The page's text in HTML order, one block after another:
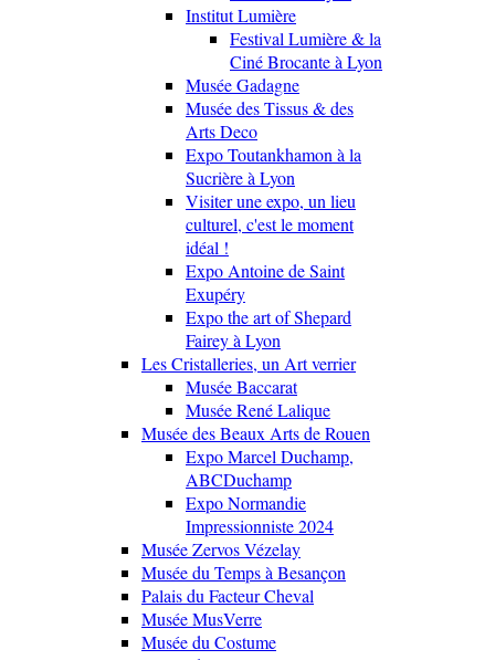
Institut Lumière
Festival Lumière & la
Ciné Brocante à Lyon
Musée Gadagne
Musée des Tissus & des
Arts Deco
Expo Toutankhamon à la
Sucrière à Lyon
Visiter une expo, un lieu
culturel, c'est le moment
idéal !
Expo Antoine de Saint
Exupéry
Expo the art of Shepard
Fairey à Lyon
Les Cristalleries, un Art verrier
Musée Baccarat
Musée René Lalique
Musée des Beaux Arts de Rouen
Expo Marcel Duchamp,
ABCDuchamp
Expo Normandie
Impressionniste 2024
Musée Zervos Vézelay
Musée du Temps à Besançon
Palais du Facteur Cheval
Musée MusVerre
Musée du Costume